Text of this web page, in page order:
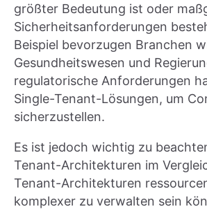
größter Bedeutung ist oder
Sicherheitsanforderungen
Beispiel bevorzugen Branchen
Gesundheitswesen und
regulatorische Anforderungen
Single-Tenant-Lösungen, um
sicherzustellen.
Es ist jedoch wichtig zu
Tenant-Architekturen im
Tenant-Architekturen
komplexer zu verwalten sein